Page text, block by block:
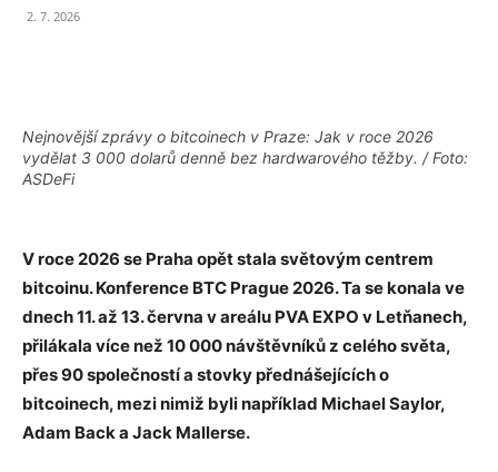
2. 7. 2026
Nejnovější zprávy o bitcoinech v Praze: Jak v roce 2026
vydělat 3 000 dolarů denně bez hardwarového těžby. / Foto:
ASDeFi
V roce 2026 se Praha opět stala světovým centrem
bitcoinu. Konference BTC Prague 2026. Ta se konala ve
dnech 11. až 13. června v areálu PVA EXPO v Letňanech,
přilákala více než 10 000 návštěvníků z celého světa,
přes 90 společností a stovky přednášejících o
bitcoinech, mezi nimiž byli například Michael Saylor,
Adam Back a Jack Mallerse.